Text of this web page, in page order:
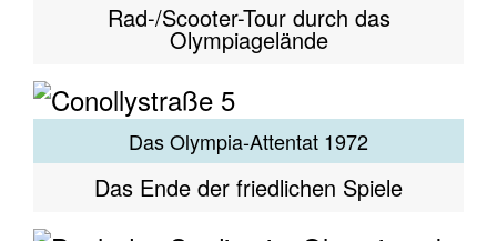
Rad-/Scooter-Tour durch das
Olympiagelände
Das Olympia-Attentat 1972
Das Ende der friedlichen Spiele